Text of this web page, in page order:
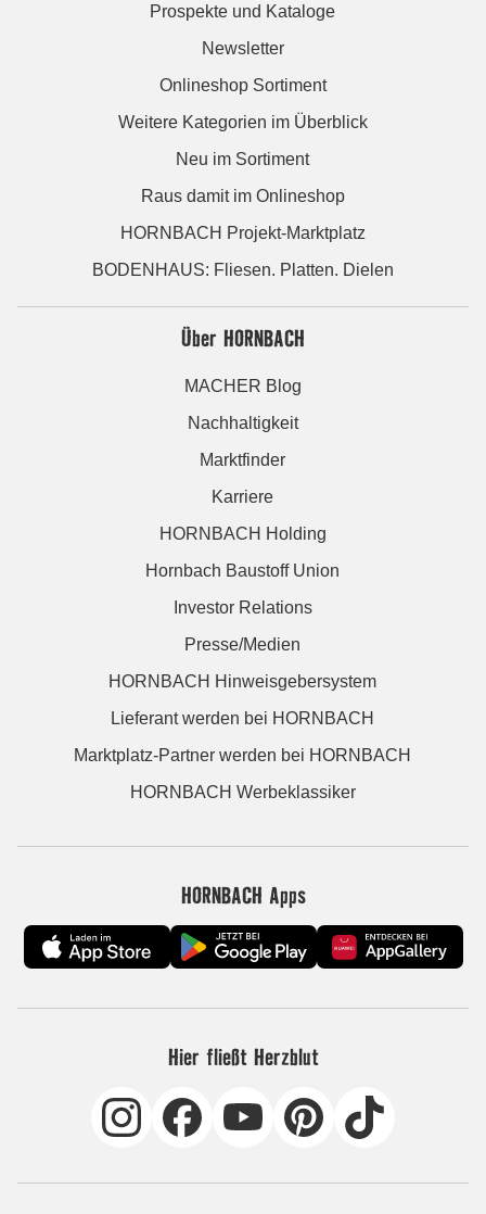
Prospekte und Kataloge
Newsletter
Onlineshop Sortiment
Weitere Kategorien im Überblick
Neu im Sortiment
Raus damit im Onlineshop
HORNBACH Projekt-Marktplatz
BODENHAUS: Fliesen. Platten. Dielen
Über HORNBACH
MACHER Blog
Nachhaltigkeit
Marktfinder
Karriere
HORNBACH Holding
Hornbach Baustoff Union
Investor Relations
Presse/Medien
HORNBACH Hinweisgebersystem
Lieferant werden bei HORNBACH
Marktplatz-Partner werden bei HORNBACH
HORNBACH Werbeklassiker
HORNBACH Apps
Hier fließt Herzblut